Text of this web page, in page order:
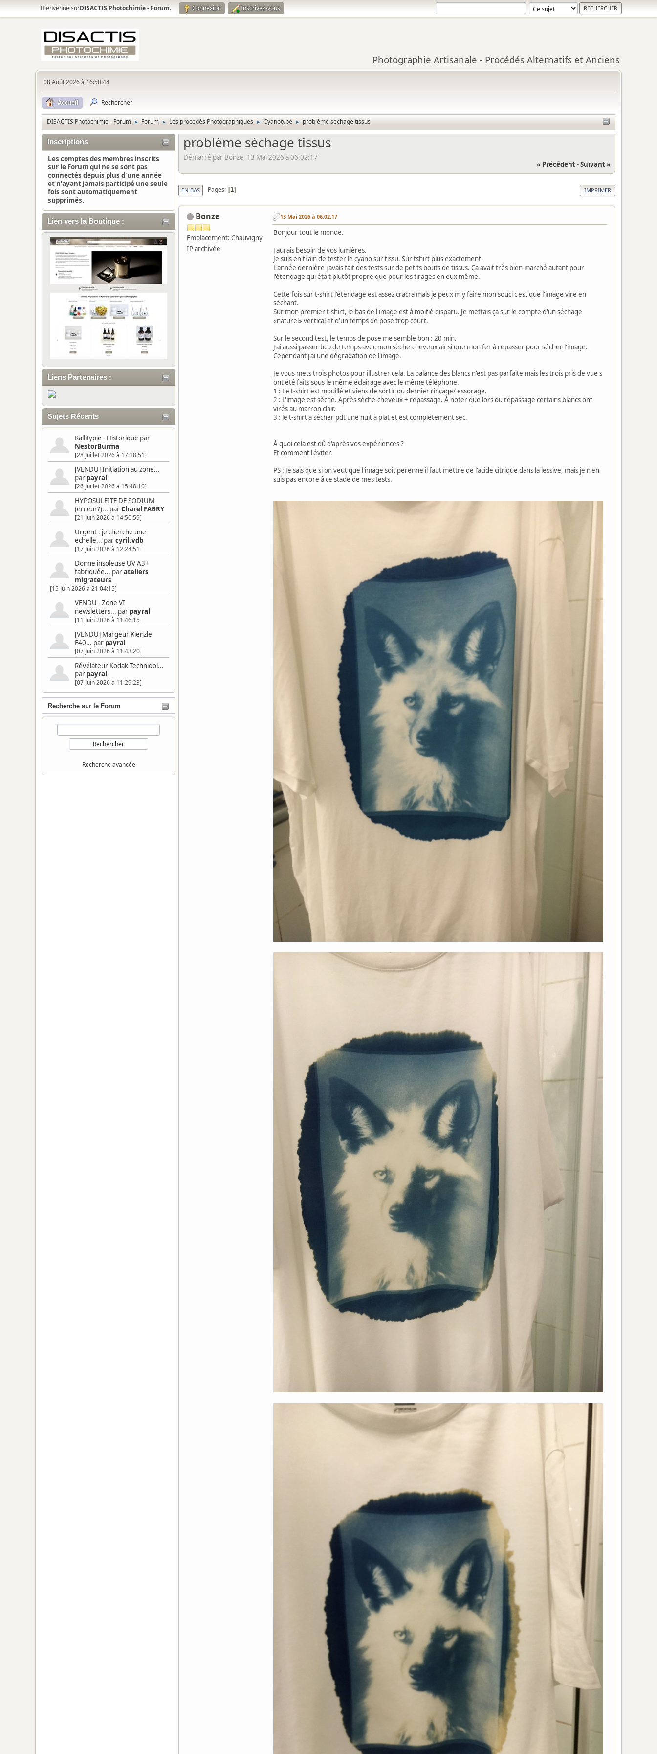
Bienvenue surDISACTIS Photochimie - Forum. Connexion Inscrivez-vous
Photographie Artisanale - Procédés Alternatifs et Anciens
08 Août 2026 à 16:50:44
Accueil Rechercher
DISACTIS Photochimie - Forum ► Forum ► Les procédés Photographiques ► Cyanotype ► problème séchage tissus
Inscriptions
Les comptes des membres inscrits
sur le Forum qui ne se sont pas
connectés depuis plus d'une année
et n'ayant jamais participé une seule
fois sont automatiquement
supprimés.
Lien vers la Boutique :
Liens Partenaires :
Sujets Récents
Kallitypie - Historique par
NestorBurma
[28 Juillet 2026 à 17:18:51]
[VENDU] Initiation au zone...
par payral
[26 Juillet 2026 à 15:48:10]
HYPOSULFITE DE SODIUM
(erreur?)... parCharel FABRY
[21 Juin 2026 à 14:50:59]
Urgent : je cherche une
échelle... parcyril.vdb
[17 Juin 2026 à 12:24:51]
Donne insoleuse UV A3+
fabriquée... parateliers
migrateurs
[15 Juin 2026 à 21:04:15]
VENDU - Zone VI
newsletters... par payral
[11 Juin 2026 à 11:46:15]
[VENDU] Margeur Kienzle
E40... par payral
[07 Juin 2026 à 11:43:20]
Révélateur Kodak Technidol...
par payral
[07 Juin 2026 à 11:29:23]
Recherche sur le Forum
Recherche avancée
problème séchage tissus
Démarré par Bonze, 13 Mai 2026 à 06:02:17
« Précédent-Suivant »
IMPRIMER
EN BAS Pages 1
Bonze
Emplacement: Chauvigny
IP archivée
13 Mai 2026 à 06:02:17
Bonjour tout le monde.
J'aurais besoin de vos lumières.
Je suis en train de tester le cyano sur tissu. Sur tshirt plus exactement.
L'année dernière j'avais fait des tests sur de petits bouts de tissus. Ça avait très bien marché autant pour
l'étendage qui était plutôt propre que pour les tirages en eux même.
Cette fois sur t-shirt l'étendage est assez cracra mais je peux m'y faire mon souci c'est que l'image vire en
séchant.
Sur mon premier t-shirt, le bas de l'image est à moitié disparu. Je mettais ça sur le compte d'un séchage
«naturel» vertical et d'un temps de pose trop court.
Sur le second test, le temps de pose me semble bon : 20 min.
J'ai aussi passer bcp de temps avec mon sèche-cheveux ainsi que mon fer à repasser pour sécher l'image.
Cependant j'ai une dégradation de l'image.
Je vous mets trois photos pour illustrer cela. La balance des blancs n'est pas parfaite mais les trois pris de vue s
ont été faits sous le même éclairage avec le même téléphone.
1 : Le t-shirt est mouillé et viens de sortir du dernier rinçage/ essorage.
2 : L'image est sèche. Après sèche-cheveux + repassage. À noter que lors du repassage certains blancs ont
virés au marron clair.
3 : le t-shirt a sécher pdt une nuit à plat et est complétement sec.
À quoi cela est dû d'après vos expériences ?
Et comment l'éviter.
PS : Je sais que si on veut que l'image soit perenne il faut mettre de l'acide citrique dans la lessive, mais je n'en
suis pas encore à ce stade de mes tests.